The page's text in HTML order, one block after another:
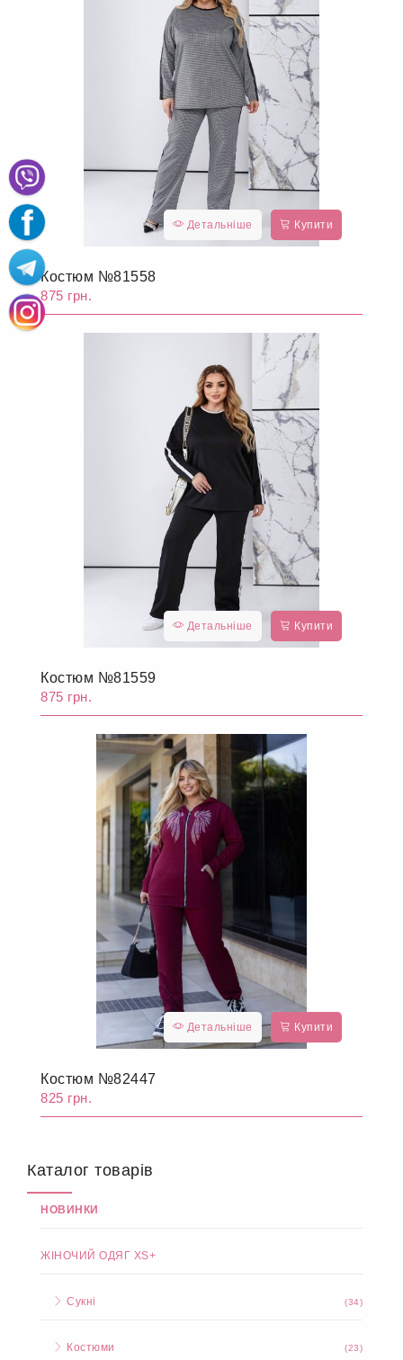
Детальніше Купити
Костюм №81558
875 грн.
Детальніше Купити
Костюм №81559
875 грн.
Детальніше Купити
Костюм №82447
825 грн.
Каталог товарів
НОВИНКИ
ЖІНОЧИЙ ОДЯГ XS+
Сукні (34)
Костюми (23)